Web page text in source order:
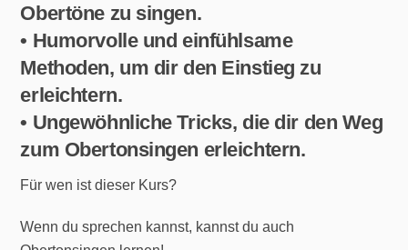
Obertöne zu singen.
• Humorvolle und einfühlsame
Methoden, um dir den Einstieg zu
erleichtern.
• Ungewöhnliche Tricks, die dir den Weg
zum Obertonsingen erleichtern.
Für wen ist dieser Kurs?
Wenn du sprechen kannst, kannst du auch